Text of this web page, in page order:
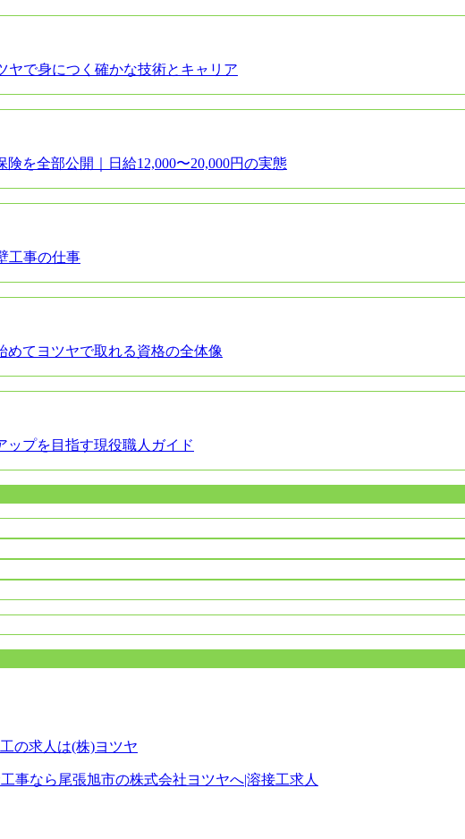
ヤで身につく確かな技術とキャリア
を全部公開｜日給12,000〜20,000円の実態
工事の仕事
めてヨツヤで取れる資格の全体像
ップを目指す現役職人ガイド
事なら尾張旭市の株式会社ヨツヤへ|溶接工求人